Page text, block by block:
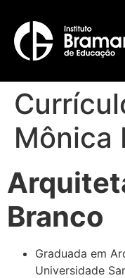
Mônica
Branco
Graduada em
Universidade